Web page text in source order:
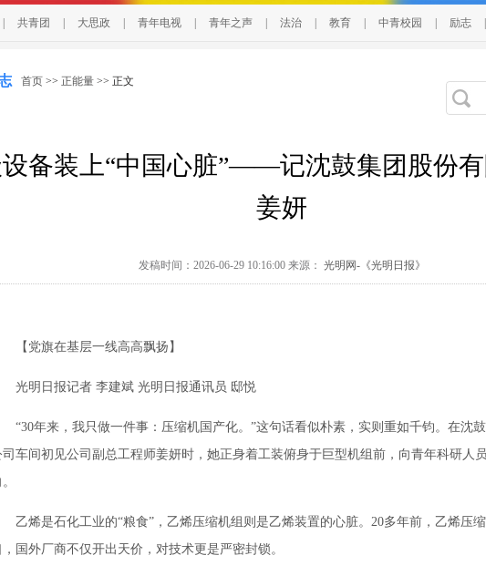
共青团 大思政 青年电视 青年之声 法治 教育 中青校园 励志
首页 >> 正能量 >> 正文
备装上“中国心脏”——记沈鼓集团股份
姜妍
发稿时间：2026-06-29 10:16:00 来源： 光明网-《光明日报》
党旗在基层一线高高飘扬】
明日报记者 李建斌 光明日报通讯员 邸悦
年来，我只做一件事：压缩机国产化。”这句话看似朴素，实则重如千钧。在沈
司车间初见公司副总工程师姜妍时，她正身着工装俯身于巨型机组前，向青年科研人
烯是石化工业的“粮食”，乙烯压缩机组则是乙烯装置的心脏。20多年前，乙烯压
，国外厂商不仅开出天价，对技术更是严密封锁。